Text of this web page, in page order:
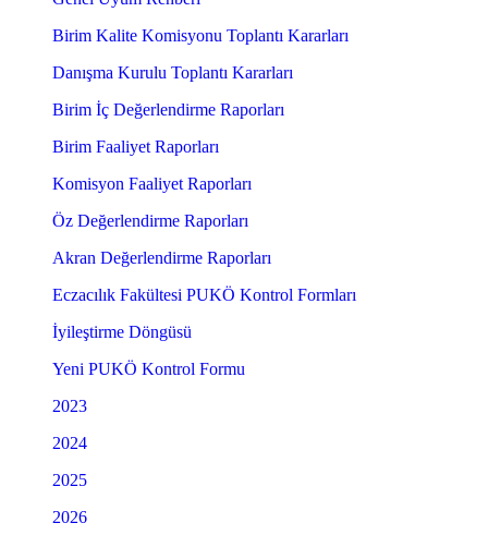
Birim Kalite Komisyonu Toplantı Kararları
Danışma Kurulu Toplantı Kararları
Birim İç Değerlendirme Raporları
Birim Faaliyet Raporları
Komisyon Faaliyet Raporları
Öz Değerlendirme Raporları
Akran Değerlendirme Raporları
Eczacılık Fakültesi PUKÖ Kontrol Formları
İyileştirme Döngüsü
Yeni PUKÖ Kontrol Formu
2023
2024
2025
2026